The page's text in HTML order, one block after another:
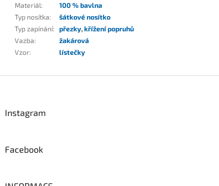
Materiál:
100 % bavlna
Typ nosítka:
šátkové nosítko
Typ zapínání: přezky,křížení popruhů
Vazba:
žakárová
Vzor: lístečky
Instagram
Facebook